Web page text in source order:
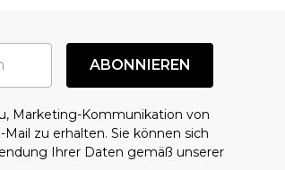
ABONNIEREN
Marketing-Kommunikation von
Mail zu erhalten. Sie können sich
Ihrer Daten gemäß unserer